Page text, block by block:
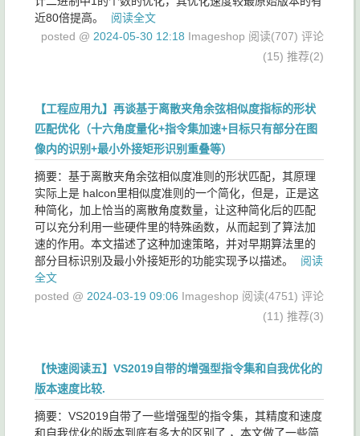
近80倍提高。
阅读全文
posted @ 2024-05-30 12:18 Imageshop 阅读(707) 评论
(15) 推荐(2)
【工程应用九】再谈基于离散夹角余弦相似度指标的形状
匹配优化（十六角度量化+指令集加速+目标只有部分在图
像内的识别+最小外接矩形识别重叠等）
摘要：基于离散夹角余弦相似度准则的形状匹配，其原理
实际上是 halcon里相似度准则的一个简化，但是，正是这
种简化，加上恰当的离散角度数量，让这种简化后的匹配
可以充分利用一些硬件里的特殊函数，从而起到了算法加
速的作用。本文描述了这种加速策略，并对早期算法里的
部分目标识别及最小外接矩形的功能实现予以描述。
阅读
全文
posted @ 2024-03-19 09:06 Imageshop 阅读(4751) 评论
(11) 推荐(3)
【快速阅读五】VS2019自带的增强型指令集和自我优化的
版本速度比较.
摘要：VS2019自带了一些增强型的指令集，其精度和速度
和自我优化的版本到底有多大的区别了 ，本文做了一些简